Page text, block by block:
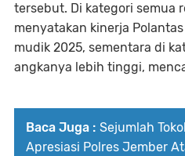
tersebut. Di kategori semua
menyatakan kinerja
mudik 2025, sementara di
angkanya lebih tinggi,
Baca Juga : Sejumlah
Apresiasi Polres Jember